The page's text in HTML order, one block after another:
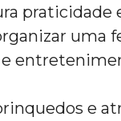
praticidade
uma
e
e